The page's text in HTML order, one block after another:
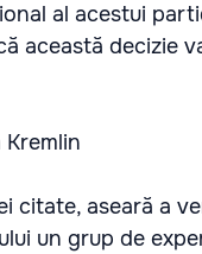
al acestui
această decizie
Kremlin
citate, aseară a
un grup de